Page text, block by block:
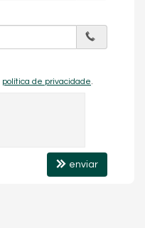
política de privacidade
enviar